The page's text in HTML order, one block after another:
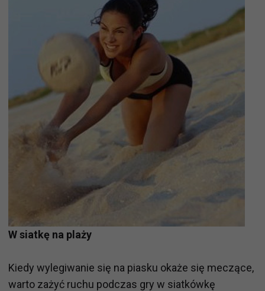
W siatkę na plaży
Kiedy wylegiwanie się na piasku okaże się meczące,
warto zażyć ruchu podczas gry w siatkówkę